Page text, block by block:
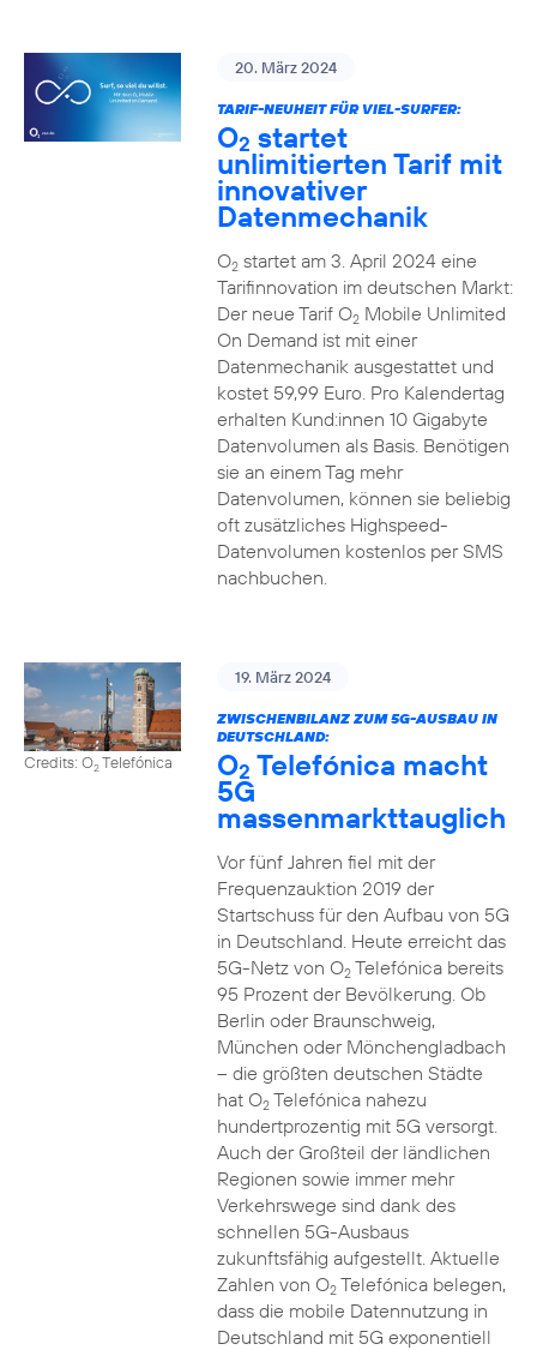
20. März 2024
TARIF-NEUHEIT FÜR VIEL-SURFER:
O2 startet
unlimitierten Tarif mit
innovativer
Datenmechanik
O2startet am 3. April 2024 eine
Tarifinnovation im deutschen Markt:
Der neue Tarif O2Mobile Unlimited
On Demand ist mit einer
Datenmechanik ausgestattet und
kostet 59,99 Euro. Pro Kalendertag
erhalten Kund:innen 10 Gigabyte
Datenvolumen als Basis. Benötigen
sie an einem Tag mehr
Datenvolumen, können sie beliebig
oft zusätzliches Highspeed-
Datenvolumen kostenlos per SMS
nachbuchen.
Credits: O2Telefónica
19. März 2024
ZWISCHENBILANZ ZUM 5G-AUSBAU IN
DEUTSCHLAND:
O2 Telefónica macht
5G
massenmarkttauglich
Vor fünf Jahren fiel mit der
Frequenzauktion 2019 der
Startschuss für den Aufbau von 5G
in Deutschland. Heute erreicht das
5G-Netz von O2Telefónica bereits
95 Prozent der Bevölkerung. Ob
Berlin oder Braunschweig,
München oder Mönchengladbach
– die größten deutschen Städte
hat O2Telefónica nahezu
hundertprozentig mit 5G versorgt.
Auch der Großteil der ländlichen
Regionen sowie immer mehr
Verkehrswege sind dank des
schnellen 5G-Ausbaus
zukunftsfähig aufgestellt. Aktuelle
Zahlen von O2Telefónica belegen,
dass die mobile Datennutzung in
Deutschland mit 5G exponentiell